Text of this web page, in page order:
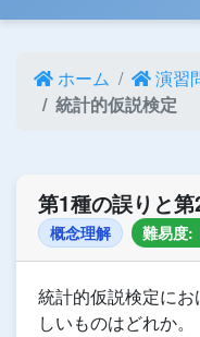
ホーム 演習
統計的仮説検定
第1種の誤りと第
概念理解 難易度:
統計的仮説検定に
しいものはどれか。